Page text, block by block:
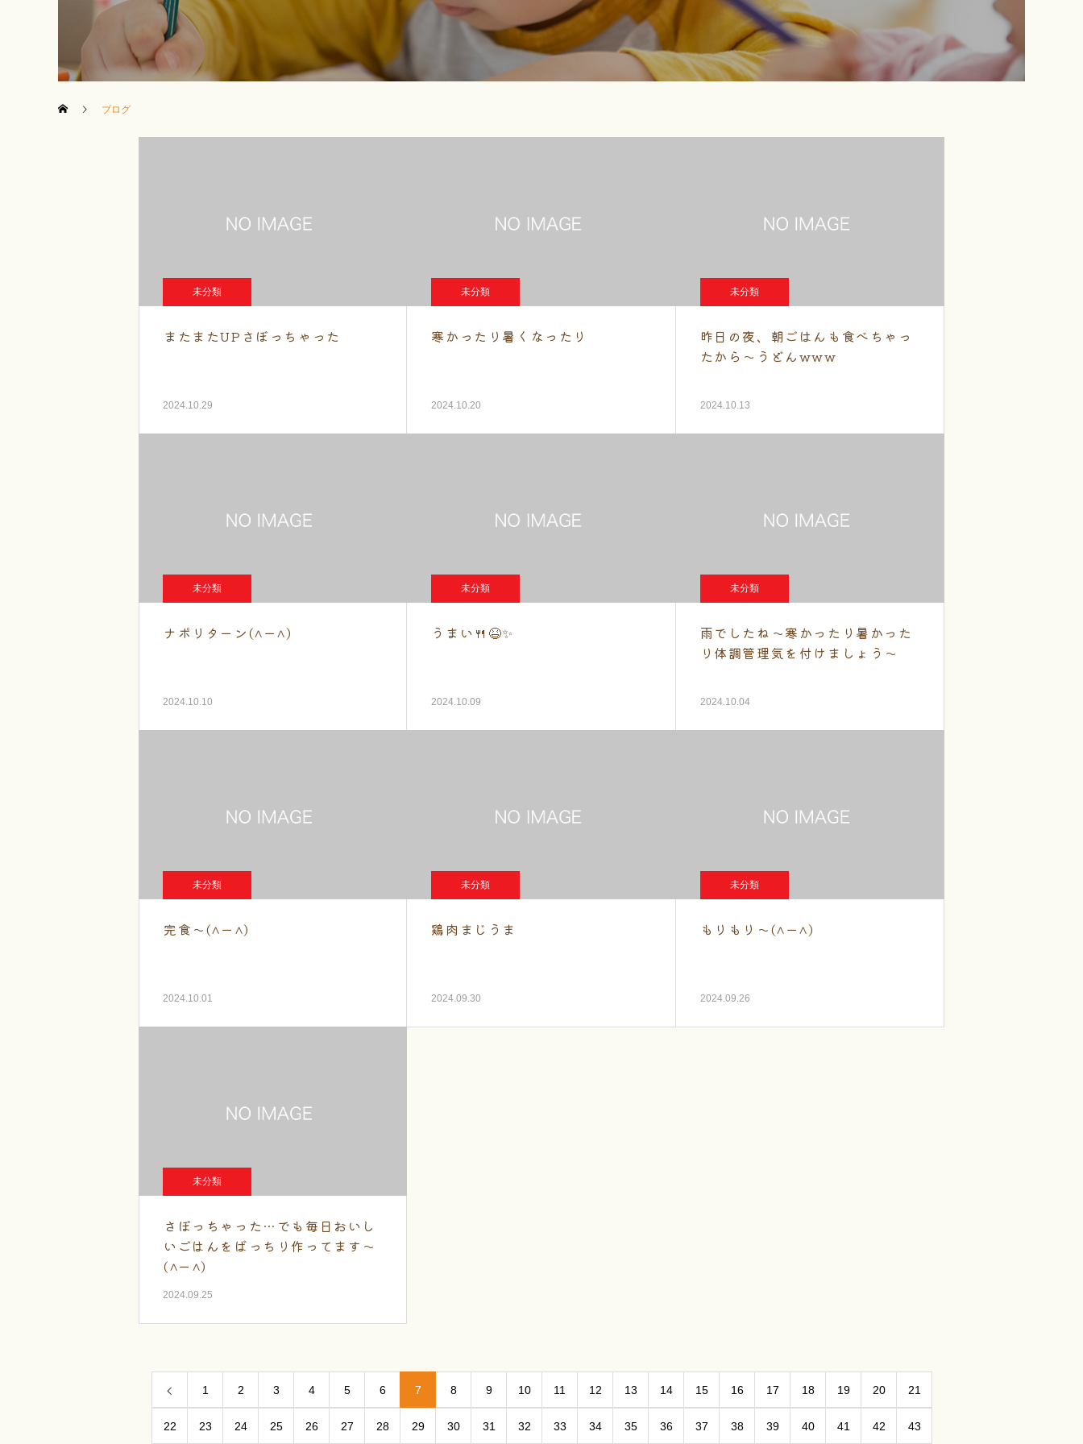
ブログ
未分類
またまたUPさぼっちゃった
2024.10.29
未分類
寒かったり暑くなったり
2024.10.20
未分類
昨日の夜、朝ごはんも食べちゃっ
たから～うどんwww
2024.10.13
未分類
ナポリターン(^ー^)
2024.10.10
未分類
うまい🍴😆✨
2024.10.09
未分類
雨でしたね～寒かったり暑かった
り体調管理気を付けましょう～
2024.10.04
未分類
完食～(^ー^)
2024.10.01
未分類
鶏肉まじうま
2024.09.30
未分類
もりもり～(^ー^)
2024.09.26
未分類
さぼっちゃった…でも毎日おいし
いごはんをばっちり作ってます～
(^ー^)
2024.09.25
1 2 3 4 5 6 7 8 9 10 11 12 13 14 15 16 17 18 19 20 21
22 23 24 25 26 27 28 29 30 31 32 33 34 35 36 37 38 39 40 41 42 43